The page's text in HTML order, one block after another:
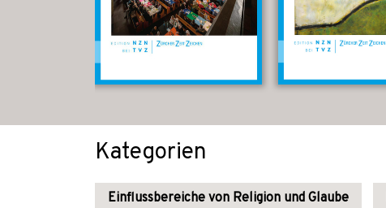
Kategorien
Einflussbereiche von Religion und Glaube